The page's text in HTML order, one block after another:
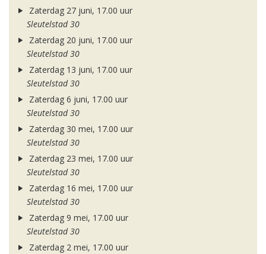
Zaterdag 27 juni, 17.00 uur
Sleutelstad 30
Zaterdag 20 juni, 17.00 uur
Sleutelstad 30
Zaterdag 13 juni, 17.00 uur
Sleutelstad 30
Zaterdag 6 juni, 17.00 uur
Sleutelstad 30
Zaterdag 30 mei, 17.00 uur
Sleutelstad 30
Zaterdag 23 mei, 17.00 uur
Sleutelstad 30
Zaterdag 16 mei, 17.00 uur
Sleutelstad 30
Zaterdag 9 mei, 17.00 uur
Sleutelstad 30
Zaterdag 2 mei, 17.00 uur